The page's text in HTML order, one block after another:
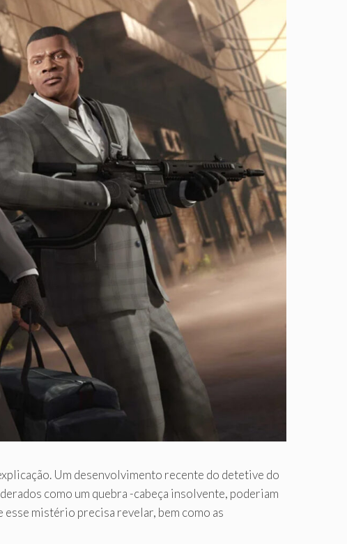
Um desenvolvimento recente do detetive do
como um quebra -cabeça insolvente, poderiam
mistério precisa revelar, bem como as